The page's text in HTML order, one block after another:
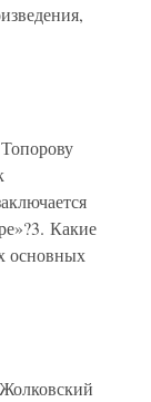
Какие
основных